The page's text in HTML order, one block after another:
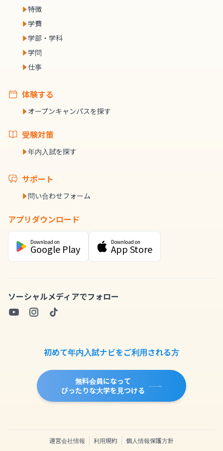
特徴
学費
学部・学科
学問
仕事
体験する
オープンキャンパスを探す
受験対策
年内入試を探す
サポート
問い合わせフォーム
アプリダウンロード
Download on
Google Play
Download on
App Store
ソーシャルメディアでフォロー
初めて年内入試ナビをご利用される方
無料会員になって
ぴったりな大学を見つける
運営会社情報 利用規約 個人情報保護方針